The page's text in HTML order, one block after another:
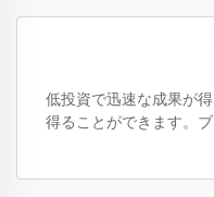
低投資で迅速な成果が
得ることができます。